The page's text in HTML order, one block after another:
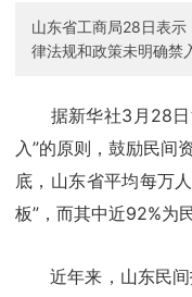
山东省工商局28日表示
律法规和政策未明确禁
据新华社3月28日
入”的原则，鼓励民间
底，山东省平均每万
板”，而其中近92%为民
近年来，山东民间